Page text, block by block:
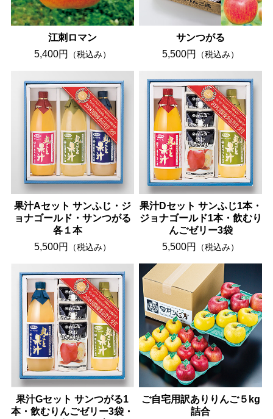
江刺ロマン
5,400円
（税込み）
サンつがる
5,500円
（税込み）
果汁Aセット サンふじ・ジ
ョナゴールド・サンつがる
各１本
5,500円
（税込み）
果汁Dセット サンふじ1本・
ジョナゴールド1本・飲むり
んごゼリー3袋
5,500円
（税込み）
果汁Gセット サンつがる1
本・飲むりんごゼリー3袋・
ご自宅用訳ありりんご５kg
詰合